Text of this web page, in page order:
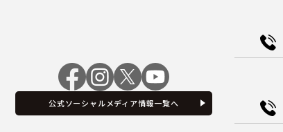
公式ソーシャルメディア情報一覧へ